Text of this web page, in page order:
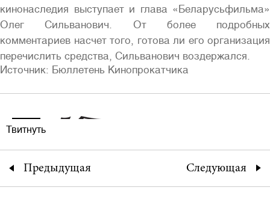
кинонаследия выступает и глава «Беларусьфильма»
Олег Сильванович. От более подробных
комментариев насчет того, готова ли его организация
перечислить средства, Сильванович воздержался.
Источник: Бюллетень Кинопрокатчика
Твитнуть
Предыдущая Следующая